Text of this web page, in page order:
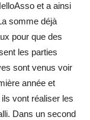
et a ainsi
somme déjà
pour que des
les parties
sont venus voir
année et
vont réaliser les
Dans un second